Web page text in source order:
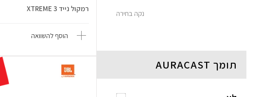
רמקול נייד XTREME 3
הוסף להשוואה
נקה בחירה
תומך AURACAST